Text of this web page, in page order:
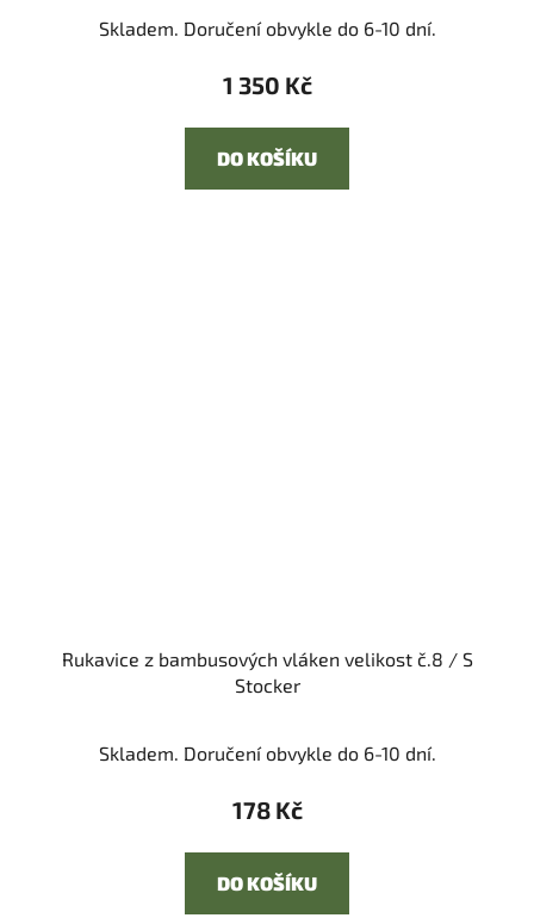
Skladem. Doručení obvykle do 6-10 dní.
1 350 Kč
DO KOŠÍKU
Rukavice z bambusových vláken velikost č.8 / S
Stocker
Skladem. Doručení obvykle do 6-10 dní.
178 Kč
DO KOŠÍKU